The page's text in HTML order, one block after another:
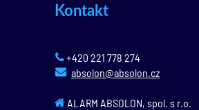
Kontakt
+420 221 778 274
absolon@absolon.cz
ALARM ABSOLON, spol. s r.o.